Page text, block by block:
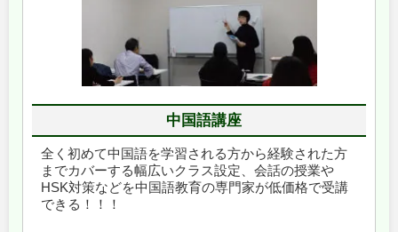
中国語講座
全く初めて中国語を学習される方から経験された方
までカバーする幅広いクラス設定、会話の授業や
HSK対策などを中国語教育の専門家が低価格で受講
できる！！！